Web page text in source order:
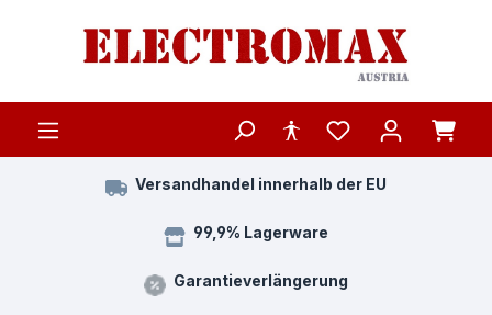
Zum Hauptinhalt springen
Versandhandel innerhalb der EU
99,9% Lagerware
Garantieverlängerung